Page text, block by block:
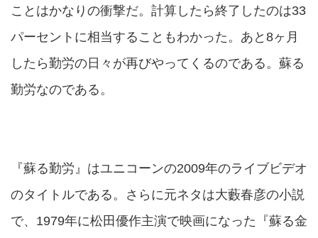
ことはかなりの衝撃だ。計算したら終了したのは33
パーセントに相当することもわかった。あと8ヶ月
したら勤労の日々が再びやってくるのである。蘇る
勤労なのである。
『蘇る勤労』はユニコーンの2009年のライブビデオ
のタイトルである。さらに元ネタは大藪春彦の小説
で、1979年に松田優作主演で映画になった『蘇る金